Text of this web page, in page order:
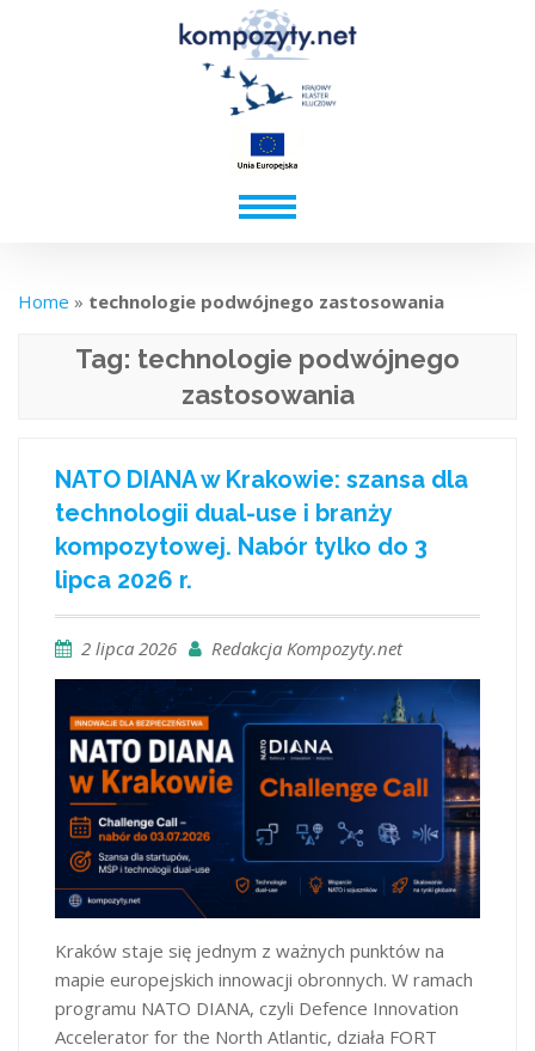
Home » technologie podwójnego zastosowania
Tag: technologie podwójnego
zastosowania
NATO DIANA w Krakowie: szansa dla
technologii dual-use i branży
kompozytowej. Nabór tylko do 3
lipca 2026 r.
2 lipca 2026 Redakcja Kompozyty.net
Kraków staje się jednym z ważnych punktów na
mapie europejskich innowacji obronnych. W ramach
programu NATO DIANA, czyli Defence Innovation
Accelerator for the North Atlantic, działa FORT